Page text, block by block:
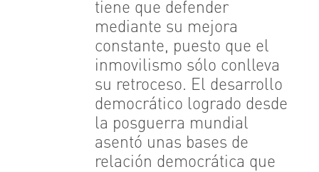
tiene que defender
mediante su mejora
constante, puesto que el
inmovilismo sólo conlleva
su retroceso. El desarrollo
democrático logrado desde
la posguerra mundial
asentó unas bases de
relación democrática que